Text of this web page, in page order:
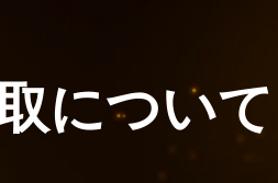
について